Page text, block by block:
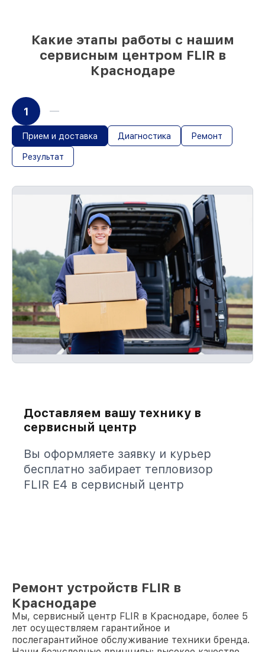
Какие этапы работы с нашим
сервисным центром FLIR в
Краснодаре
1
Прием и доставка Диагностика Ремонт
Результат
Доставляем вашу технику в
сервисный центр
Вы оформляете заявку и курьер
бесплатно забирает тепловизор
FLIR E4 в сервисный центр
Ремонт устройств FLIR в
Краснодаре
Мы, сервисный центр FLIR в Краснодаре, более 5
лет осуществляем гарантийное и
послегарантийное обслуживание техники бренда.